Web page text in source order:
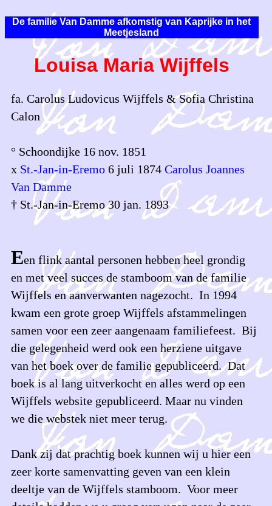
De familie Van Damme afkomstig van Kaprijke in het
Meetjesland
Louisa Maria Wijffels
fa. Carolus Ludovicus Wijffels & Sofia Christina
Calon
° Schoondijke 16 nov. 1851
x St.-Jan-in-Eremo 6 juli 1874 Carolus Joannes
Van Damme
† St.-Jan-in-Eremo 30 jan. 1893
Een flink aantal personen hebben heel grondig
en met veel succes de stamboom van de familie
Wijffels en aanverwanten nagezocht. In 1994
kwam een grote groep Wijffels afstammelingen
samen voor een zeer aangenaam familiefeest. Bij
die gelegenheid werd ook een herziene uitgave
van het boek over de familie gepubliceerd. Dat
boek is al lang uitverkocht en alles werd op een
Wijffels website gepubliceerd. Maar nu vinden
we die webstek niet meer terug.
Dank zij dat prachtig boek kunnen wij u hier een
zeer korte samenvatting geven van een klein
deeltje van de Wijffels stamboom. Voor meer